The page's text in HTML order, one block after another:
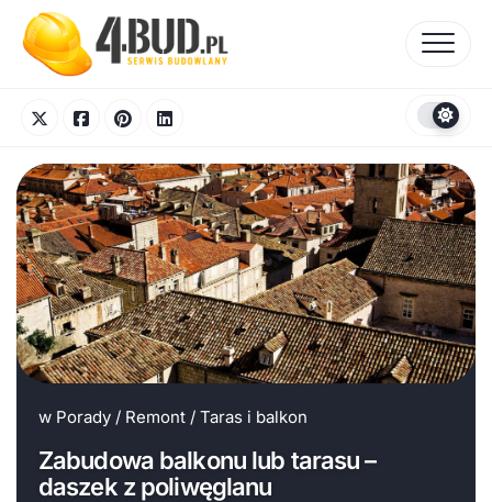
content
w Porady / Remont / Taras i balkon
Zabudowa balkonu lub tarasu –
daszek z poliwęglanu